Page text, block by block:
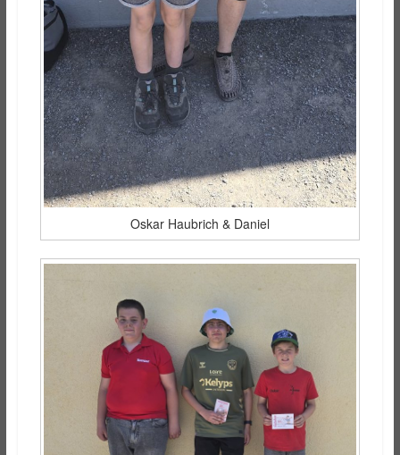
Oskar Haubrich & Daniel